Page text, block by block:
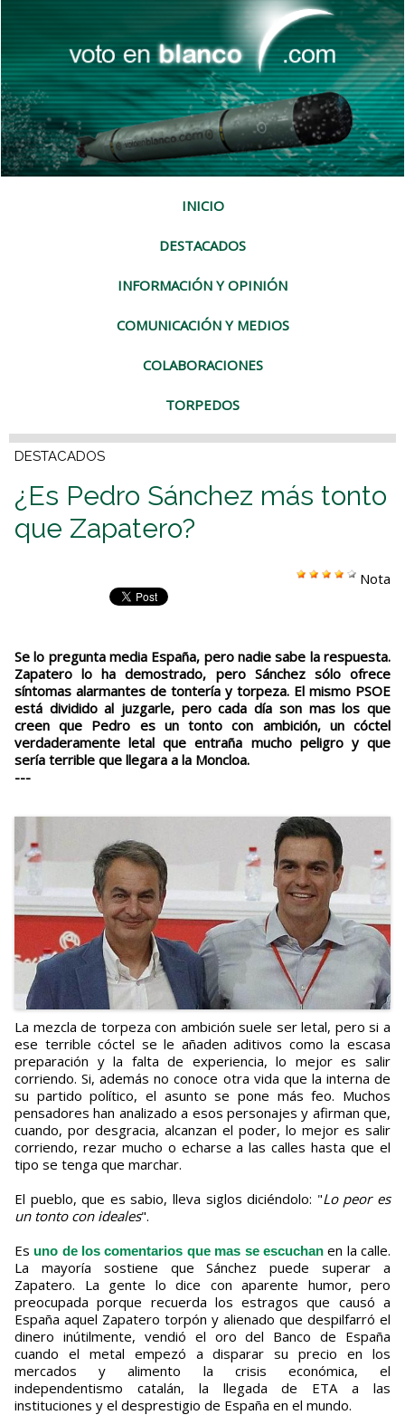
INICIO
DESTACADOS
INFORMACIÓN Y OPINIÓN
COMUNICACIÓN Y MEDIOS
COLABORACIONES
TORPEDOS
DESTACADOS
¿Es Pedro Sánchez más tonto
que Zapatero?
Nota
Se lo pregunta media España, pero nadie sabe la respuesta.
Zapatero lo ha demostrado, pero Sánchez sólo ofrece
síntomas alarmantes de tontería y torpeza. El mismo PSOE
está dividido al juzgarle, pero cada día son mas los que
creen que Pedro es un tonto con ambición, un cóctel
verdaderamente letal que entraña mucho peligro y que
sería terrible que llegara a la Moncloa.
---
La mezcla de torpeza con ambición suele ser letal, pero si a
ese terrible cóctel se le añaden aditivos como la escasa
preparación y la falta de experiencia, lo mejor es salir
corriendo. Si, además no conoce otra vida que la interna de
su partido político, el asunto se pone más feo. Muchos
pensadores han analizado a esos personajes y afirman que,
cuando, por desgracia, alcanzan el poder, lo mejor es salir
corriendo, rezar mucho o echarse a las calles hasta que el
tipo se tenga que marchar.
El pueblo, que es sabio, lleva siglos diciéndolo: "Lo peor es
un tonto con ideales".
Es uno de los comentarios que mas se escuchanen la calle.
La mayoría sostiene que Sánchez puede superar a
Zapatero. La gente lo dice con aparente humor, pero
preocupada porque recuerda los estragos que causó a
España aquel Zapatero torpón y alienado que despilfarró el
dinero inútilmente, vendió el oro del Banco de España
cuando el metal empezó a disparar su precio en los
mercados y alimento la crisis económica, el
independentismo catalán, la llegada de ETA a las
instituciones y el desprestigio de España en el mundo.